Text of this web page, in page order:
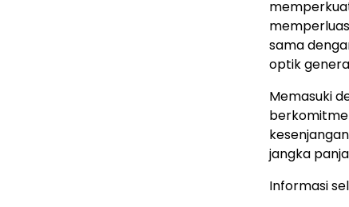
sama
optik
Memasuki
jangka
Informasi